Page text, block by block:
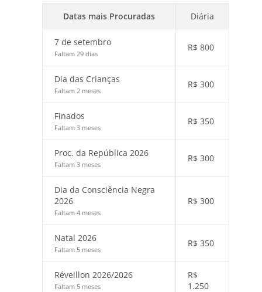
Datas mais Procuradas Diária
7 de setembro
Faltam 29 dias
R$ 800
Dia das Crianças
Faltam 2 meses
R$ 300
Finados
Faltam 3 meses
R$ 350
Proc. da República 2026
Faltam 3 meses
R$ 300
Dia da Consciência Negra
2026
Faltam 4 meses
R$ 300
Natal 2026
Faltam 5 meses
R$ 350
Réveillon 2026/2026
Faltam 5 meses
R$
1.250